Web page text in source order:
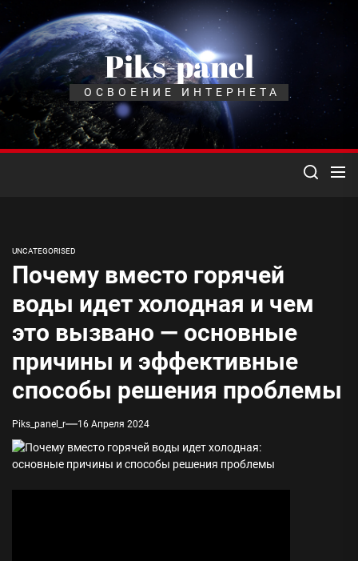
Перейти
содержимому
Piks-panel
ОСВОЕНИЕ ИНТЕРНЕТА
UNCATEGORISED
Почему вместо горячей
воды идет холодная и чем
это вызвано — основные
причины и эффективные
способы решения проблемы
Piks_panel_r 16 Апреля 2024